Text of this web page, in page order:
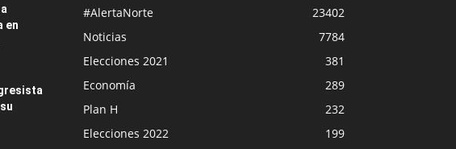
en
#AlertaNorte
23402
Noticias
7784
Elecciones 2021
381
Economía
289
Plan H
232
Elecciones 2022
199